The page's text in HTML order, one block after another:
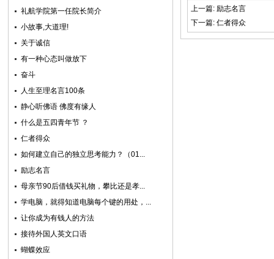
礼航学院第一任院长简介
小故事,大道理!
关于诚信
有一种心态叫做放下
奋斗
人生至理名言100条
静心听佛语 佛度有缘人
什么是五四青年节 ？
仁者得众
如何建立自己的独立思考能力？（01...
励志名言
母亲节90后借钱买礼物，攀比还是孝...
学电脑，就得知道电脑每个键的用处，...
让你成为有钱人的方法
接待外国人英文口语
蝴蝶效应
上一篇: 励志名言
下一篇: 仁者得众